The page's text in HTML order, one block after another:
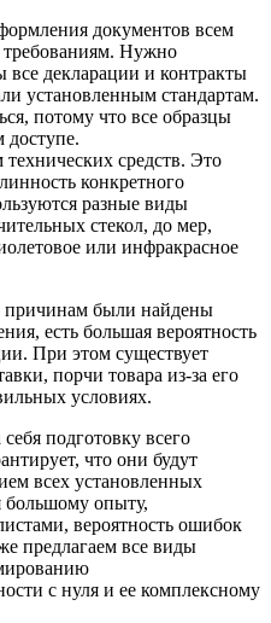
документов всем
Нужно
все декларации и контракты
установленным стандартам.
потому что все образцы
доступе.
средств. Это
конкретного
разные виды
стекол, до мер,
или инфракрасное
причинам были найдены
есть большая вероятность
При этом существует
порчи товара из-за его
условиях.
подготовку всего
что они будут
всех установленных
большому опыту,
вероятность ошибок
предлагаем все виды
с нуля и ее комплексному